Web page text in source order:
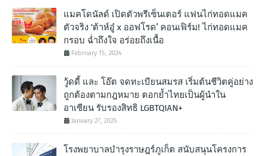
แมคโดนัลด์ เปิดตัวพรีเซ็นเตอร์ แฟนไก่ทอดแมค
ตัวจริง ‘ต้าห์อู๋ x ออฟโรด’ คอนเฟิร์ม! ไก่ทอดแมค
กรอบ ฉํ่าถึงใจ อร่อยถึงเนื้อ
February 15, 2024
วู้ดดี้ และ โอ๊ต จดทะเบียนสมรส เริ่มต้นชีวิตคู่อย่าง
ถูกต้องตามกฎหมาย ตอกย้ำไทยเป็นผู้นำใน
อาเซียน รับรองสิทธิ LGBTQIAN+
January 27, 2025
โรงพยาบาลบำรุงราษฎร์ภูเก็ต สนับสนุนโครงการ